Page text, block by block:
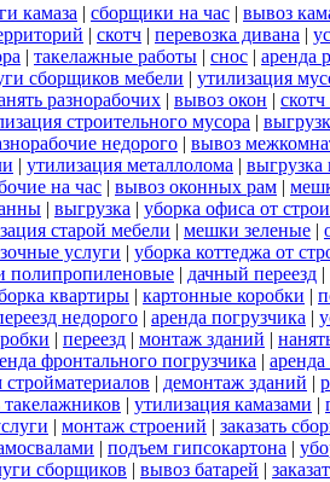
камаза | сборщики на час | вывоз
| скотч | перевозка дивана |
| такелажные работы | снос | аренда
сборщиков мебели | утилизация
разнорабочих | вывоз окон |
строительного мусора |
недорого | вывоз
| утилизация металлолома | выгрузка
на час | вывоз оконных рам |
| выгрузка | уборка офиса от
старой мебели | мешки зеленые |
услуги | уборка коттеджа от
полипропиленовые | дачный переезд |
квартиры | картонные коробки |
недорого | аренда погрузчика |
| переезд | монтаж зданий |
фронтального погрузчика |
стройматериалов | демонтаж зданий |
такелажников | утилизация камазами |
| монтаж строений | заказать
| подъем гипсокартона |
сборщиков | вывоз батарей |